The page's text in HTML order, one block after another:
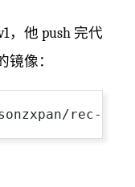
，他 push 完代
像：